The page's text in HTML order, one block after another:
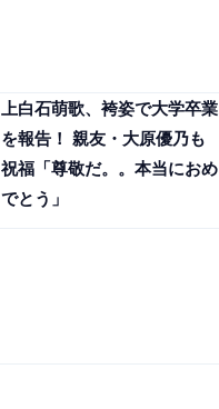
上白石萌歌、袴姿で大学卒業
を報告！ 親友・大原優乃も
祝福「尊敬だ。。本当におめ
でとう」